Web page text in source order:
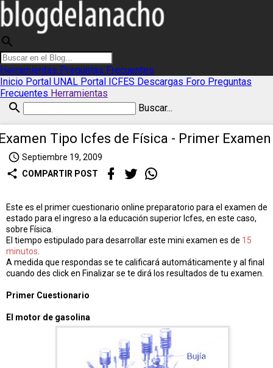
search
Herramientas Preguntas Frecuentes
Inicio Portal UNAL Portal ICFES Descargas Foro Preguntas
Frecuentes Herramientas
search Buscar...
Tipo Icfes de Física - Primer Examen
access_time Septiembre 19, 2009
share COMPARTIR POST
Este es el primer cuestionario online preparatorio para el examen de
estado para el ingreso a la educación superior Icfes, en este caso,
sobre Física.
El tiempo estipulado para desarrollar este mini examen es de 15
minutos
A medida que respondas se te calificará automáticamente y al final
cuando des click en Finalizar se te dirá los resultados de tu examen.
Primer Cuestionario
El motor de gasolina